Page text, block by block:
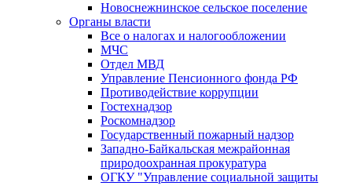
Новоснежнинское сельское поселение
Органы власти
Все о налогах и налогообложении
МЧС
Отдел МВД
Управление Пенсионного фонда РФ
Противодействие коррупции
Гостехнадзор
Роскомнадзор
Государственный пожарный надзор
Западно-Байкальская межрайонная
природоохранная прокуратура
ОГКУ "Управление социальной защиты